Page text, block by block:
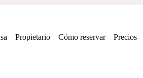
Propietario Cómo reservar Precios